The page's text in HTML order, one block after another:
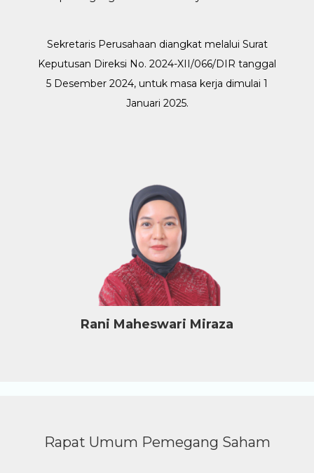
Sekretaris Perusahaan diangkat melalui Surat
Keputusan Direksi No. 2024-XII/066/DIR tanggal
5 Desember 2024, untuk masa kerja dimulai 1
Januari 2025.
Rani Maheswari Miraza
Rapat Umum Pemegang Saham